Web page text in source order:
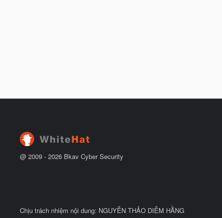
@ 2009 - 2026 Bkav Cyber Security
Chịu trách nhiệm nội dung: NGUYỄN THẢO DIỄM HẰNG